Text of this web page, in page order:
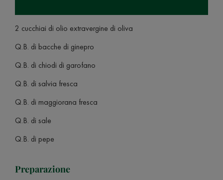
2 cucchiai di olio extravergine di oliva
Q.B. di bacche di ginepro
Q.B. di chiodi di garofano
Q.B. di salvia fresca
Q.B. di maggiorana fresca
Q.B. di sale
Q.B. di pepe
Preparazione